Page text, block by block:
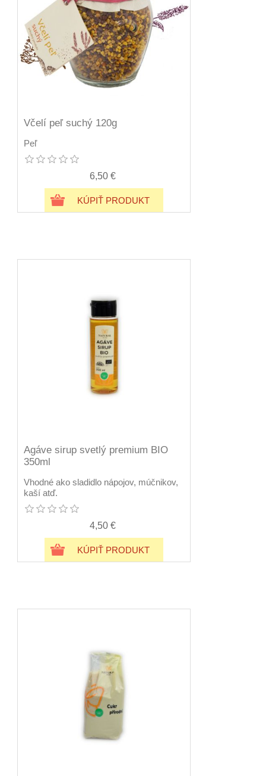
Včelí peľ suchý 120g
Peľ
6,50 €
KÚPIŤ PRODUKT
Agáve sirup svetlý premium BIO
350ml
Vhodné ako sladidlo nápojov, múčnikov,
kaší atď.
4,50 €
KÚPIŤ PRODUKT